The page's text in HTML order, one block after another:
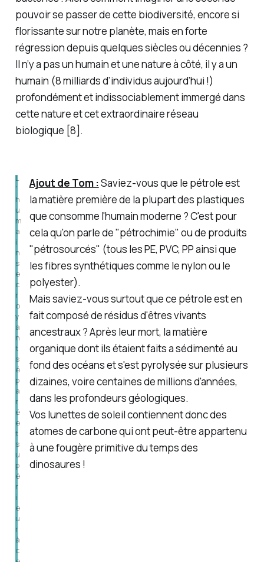
pouvoir se passer de cette biodiversité, encore si
florissante sur notre planète, mais en forte
régression depuis quelques siècles ou décennies ?
Il n’y a pas un humain et une nature à côté, il y a un
humain (8 milliards d’individus aujourd’hui !)
profondément et indissociablement immergé dans
cette nature et cet extraordinaire réseau
biologique [8].
L
'
h
u
m
a
i
n
s
e
c
r
o
y
a
n
t
s
é
p
a
r
é
e
t
s
u
p
é
r
i
e
u
r
à
c
Ajout de Tom :Saviez-vous que le pétrole est
la matière première de la plupart des plastiques
que consomme l'humain moderne ? C'est pour
cela qu'on parle de "pétrochimie" ou de produits
"pétrosourcés" (tous les PE, PVC, PP ainsi que
les fibres synthétiques comme le nylon ou le
polyester).
Mais saviez-vous surtout que ce pétrole est en
fait composé de résidus d'êtres vivants
ancestraux ? Après leur mort, la matière
organique dont ils étaient faits a sédimenté au
fond des océans et s'est pyrolysée sur plusieurs
dizaines, voire centaines de millions d'années,
dans les profondeurs géologiques.
Vos lunettes de soleil contiennent donc des
atomes de carbone qui ont peut-être appartenu
à une fougère primitive du temps des
dinosaures !